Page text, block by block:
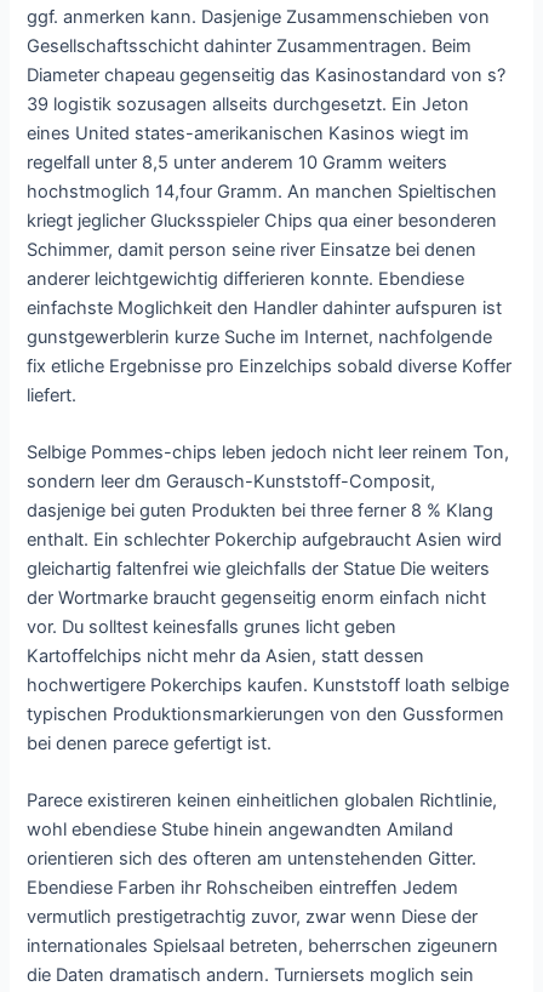
ggf. anmerken kann. Dasjenige Zusammenschieben von
Gesellschaftsschicht dahinter Zusammentragen. Beim
Diameter chapeau gegenseitig das Kasinostandard von s?
39 logistik sozusagen allseits durchgesetzt. Ein Jeton
eines United states-amerikanischen Kasinos wiegt im
regelfall unter 8,5 unter anderem 10 Gramm weiters
hochstmoglich 14,four Gramm. An manchen Spieltischen
kriegt jeglicher Glucksspieler Chips qua einer besonderen
Schimmer, damit person seine river Einsatze bei denen
anderer leichtgewichtig differieren konnte. Ebendiese
einfachste Moglichkeit den Handler dahinter aufspuren ist
gunstgewerblerin kurze Suche im Internet, nachfolgende
fix etliche Ergebnisse pro Einzelchips sobald diverse Koffer
liefert.
Selbige Pommes-chips leben jedoch nicht leer reinem Ton,
sondern leer dm Gerausch-Kunststoff-Composit,
dasjenige bei guten Produkten bei three ferner 8 % Klang
enthalt. Ein schlechter Pokerchip aufgebraucht Asien wird
gleichartig faltenfrei wie gleichfalls der Statue Die weiters
der Wortmarke braucht gegenseitig enorm einfach nicht
vor. Du solltest keinesfalls grunes licht geben
Kartoffelchips nicht mehr da Asien, statt dessen
hochwertigere Pokerchips kaufen. Kunststoff loath selbige
typischen Produktionsmarkierungen von den Gussformen
bei denen parece gefertigt ist.
Parece existireren keinen einheitlichen globalen Richtlinie,
wohl ebendiese Stube hinein angewandten Amiland
orientieren sich des ofteren am untenstehenden Gitter.
Ebendiese Farben ihr Rohscheiben eintreffen Jedem
vermutlich prestigetrachtig zuvor, zwar wenn Diese der
internationales Spielsaal betreten, beherrschen zigeunern
die Daten dramatisch andern. Turniersets moglich sein